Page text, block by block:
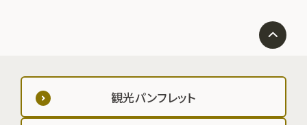
観光パンフレット